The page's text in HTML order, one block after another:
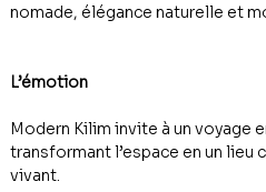
nomade, élégance naturelle et
L’émotion
Modern Kilim invite à un voyage
transformant l’espace en un
vivant.